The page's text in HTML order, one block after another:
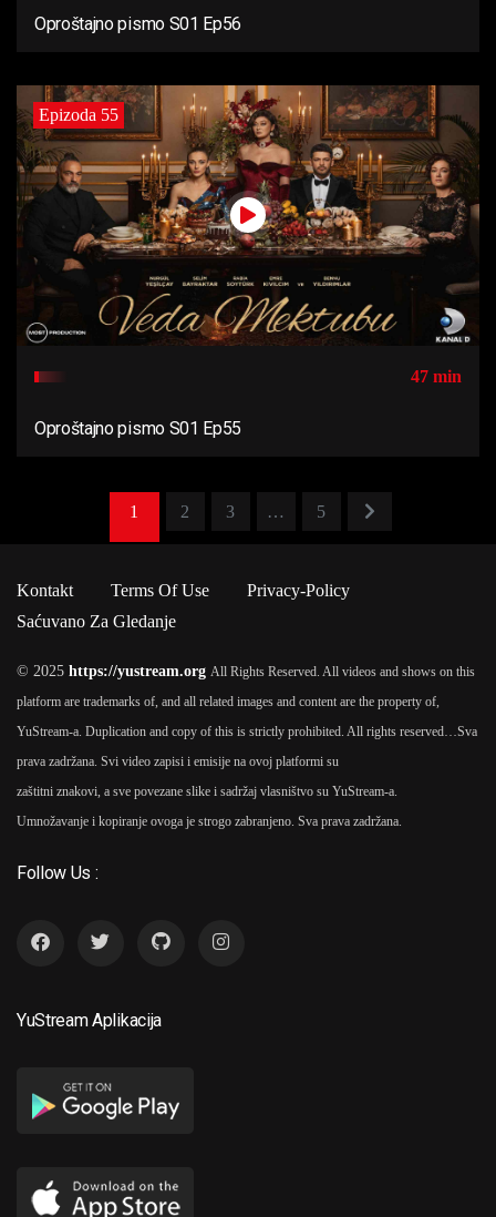
Oproštajno pismo S01 Ep56
Epizoda 55
47 min
Oproštajno pismo S01 Ep55
1 2 3 … 5
Kontakt Terms Of Use
Privacy-Policy
Saćuvano Za Gledanje
© 2025 https://yustream.org All Rights Reserved. All videos and shows on this
platform are trademarks of, and all related images and content are the property of,
YuStream-a. Duplication and copy of this is strictly prohibited. All rights reserved… Sva
prava zadržana. Svi video zapisi i emisije na ovoj platformi su
zaštitni znakovi, a sve povezane slike i sadržaj vlasništvo su YuStream-a.
Umnožavanje i kopiranje ovoga je strogo zabranjeno. Sva prava zadržana.
Follow Us :
YuStream Aplikacija